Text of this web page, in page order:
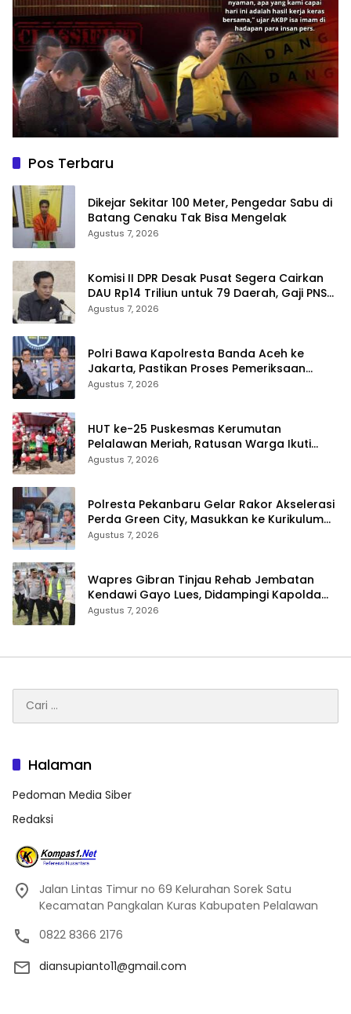
Pos Terbaru
Dikejar Sekitar 100 Meter, Pengedar Sabu di
Agustus 7, 2026
Komisi II DPR Desak Pusat Segera Cairkan
DAU Rp14 Triliun untuk 79 Daerah, Gaji PNS
Terancam Telat
Agustus 7, 2026
Polri Bawa Kapolresta Banda Aceh ke
Jakarta, Pastikan Proses Pemeriksaan
Profesional dan Transparan
Agustus 7, 2026
HUT ke-25 Puskesmas Kerumutan
Pelalawan Meriah, Ratusan Warga Ikuti
Jalan Santai dan Cek Kesehatan Gratis
Agustus 7, 2026
Polresta Pekanbaru Gelar Rakor Akselerasi
Perda Green City, Masukkan ke Kurikulum
Sekolah
Agustus 7, 2026
Wapres Gibran Tinjau Rehab Jembatan
Kendawi Gayo Lues, Didampingi Kapolda
Aceh
Agustus 7, 2026
untuk:
Halaman
Pedoman Media Siber
Redaksi
Jalan Lintas Timur no 69 Kelurahan Sorek Satu
Kecamatan Pangkalan Kuras Kabupaten Pelalawan
0822 8366 2176
diansupianto11@gmail.com